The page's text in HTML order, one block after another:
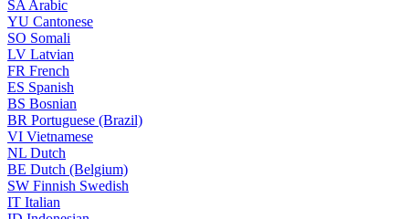
SA Arabic
YU Cantonese
SO Somali
LV Latvian
FR French
ES Spanish
BS Bosnian
BR Portuguese (Brazil)
VI Vietnamese
NL Dutch
BE Dutch (Belgium)
SW Finnish Swedish
IT Italian